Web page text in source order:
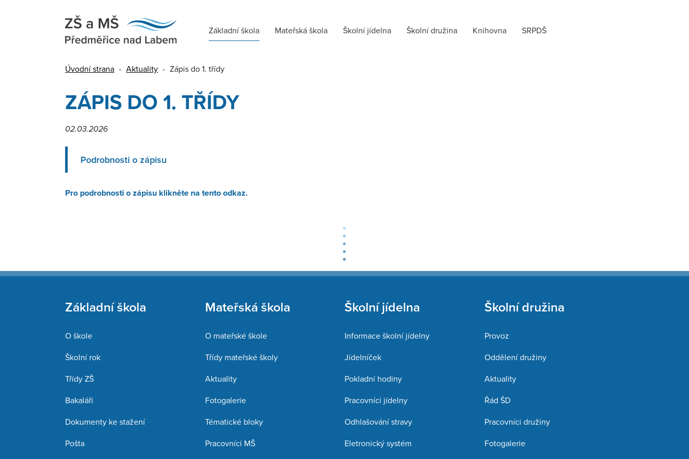
Základní škola Mateřská škola Školní jídelna Školní družina Knihovna SRPDŠ
Úvodní strana - Aktuality - Zápis do 1. třídy
ZÁPIS DO 1. TŘÍDY
02.03.2026
Podrobnosti o zápisu
Pro podrobnosti o zápisu klikněte na tento odkaz.
Základní škola
O škole
Školní rok
Třídy ZŠ
Bakaláři
Dokumenty ke stažení
Pošta
Mateřská škola
O mateřské škole
Třídy mateřské školy
Aktuality
Fotogalerie
Tématické bloky
Pracovníci MŠ
Školní jídelna
Informace školní jídelny
Jídelníček
Pokladní hodiny
Pracovníci jídelny
Odhlašování stravy
Eletronický systém
Školní družina
Provoz
Oddělení družiny
Aktuality
Řád ŠD
Pracovníci družiny
Fotogalerie